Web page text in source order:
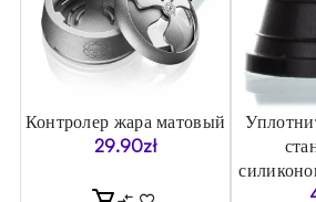
Контролер жара матовый
29.90zł